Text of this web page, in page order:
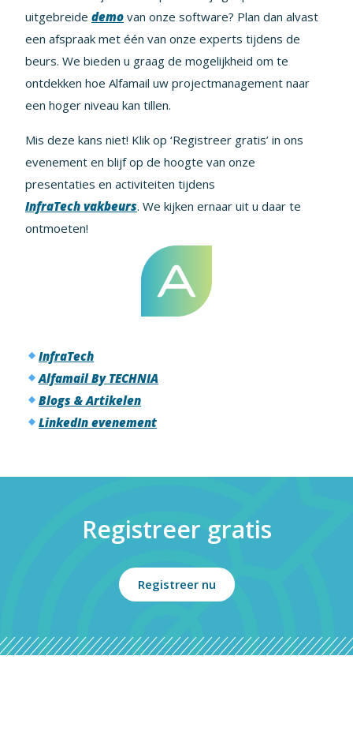
uitgebreide demo van onze software? Plan dan alvast
een afspraak met één van onze experts tijdens de
beurs. We bieden u graag de mogelijkheid om te
ontdekken hoe Alfamail uw projectmanagement naar
een hoger niveau kan tillen.
Mis deze kans niet! Klik op ‘Registreer gratis’ in ons
evenement en blijf op de hoogte van onze
presentaties en activiteiten tijdens
InfraTech vakbeurs. We kijken ernaar uit u daar te
ontmoeten!
InfraTech
Alfamail By TECHNIA
Blogs & Artikelen
LinkedIn evenement
Registreer gratis
Registreer nu